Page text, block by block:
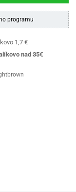
programu
1,7 €
nad 35€